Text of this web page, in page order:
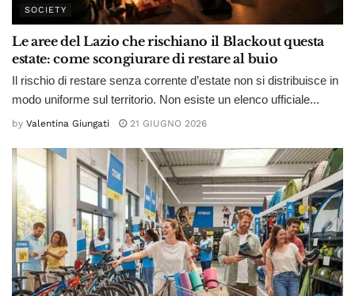
SOCIETY
Le aree del Lazio che rischiano il Blackout questa
estate: come scongiurare di restare al buio
Il rischio di restare senza corrente d’estate non si distribuisce in
modo uniforme sul territorio. Non esiste un elenco ufficiale...
by Valentina Giungati 21 GIUGNO 2026